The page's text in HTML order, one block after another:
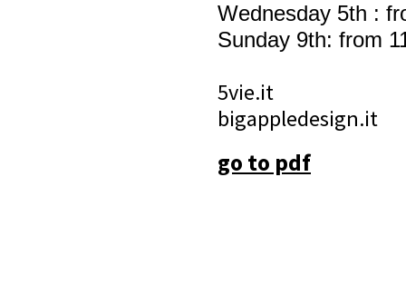
Wednesday 5th :
Sunday 9th: from
5vie.it
bigappledesign.it
go to pdf